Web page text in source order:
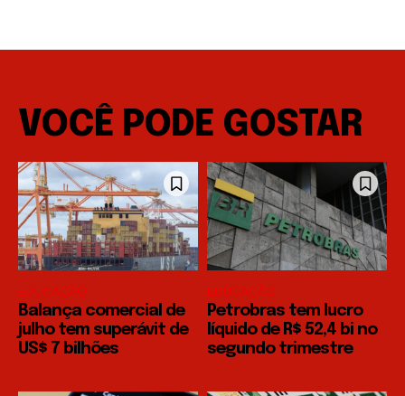
VOCÊ PODE GOSTAR
EDUCAÇÃO
Balança comercial de
julho tem superávit de
US$ 7 bilhões
EDUCAÇÃO
Petrobras tem lucro
líquido de R$ 52,4 bi no
segundo trimestre